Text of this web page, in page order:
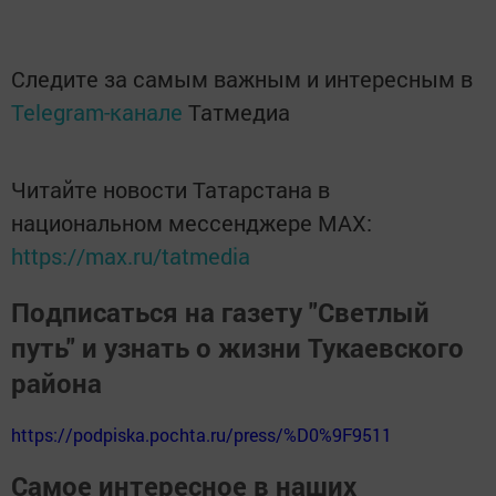
Следите за самым важным и интересным в
Telegram-канале Татмедиа
Читайте новости Татарстана в
национальном мессенджере MАХ:
https://max.ru/tatmedia
Подписаться на газету "Светлый
путь" и узнать о жизни Тукаевского
района
https://podpiska.pochta.ru/press/%D0%9F9511
Самое интересное в наших